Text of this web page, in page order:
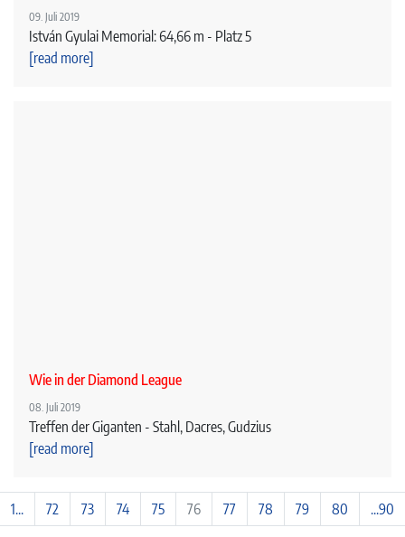
09. Juli 2019
István Gyulai Memorial: 64,66 m - Platz 5
[read more]
Wie in der Diamond League
08. Juli 2019
Treffen der Giganten - Stahl, Dacres, Gudzius
[read more]
1... 72 73 74 75 76 77 78 79 80 ...90